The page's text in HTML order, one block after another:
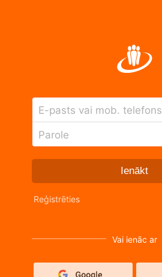
E-pasts vai mob. telefons
Parole
Ienākt
Reģistrēties
Vai ienāc ar